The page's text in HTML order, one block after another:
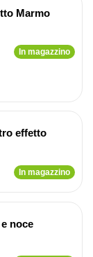
Marmo
In magazzino
effetto
In magazzino
noce